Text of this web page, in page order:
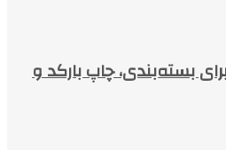
بسته‌بندی، چاپ بارکد و